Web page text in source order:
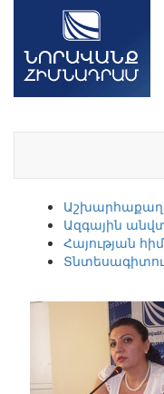
Ազգային
Հայության